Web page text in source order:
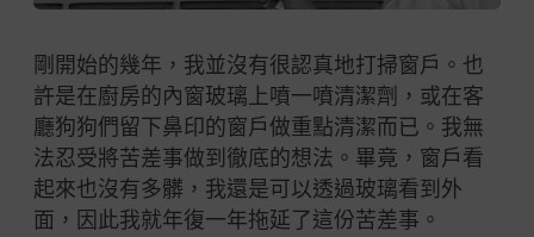
剛開始的幾年，我並沒有很認真地打掃窗戶。也
許是在廚房的內窗玻璃上噴一噴清潔劑，或在客
廳狗狗們留下鼻印的窗戶做重點清潔而已。我無
法忍受將苦差事做到徹底的想法。畢竟，窗戶看
起來也沒有多髒，我還是可以透過玻璃看到外
面，因此我就年復一年拖延了這份苦差事。